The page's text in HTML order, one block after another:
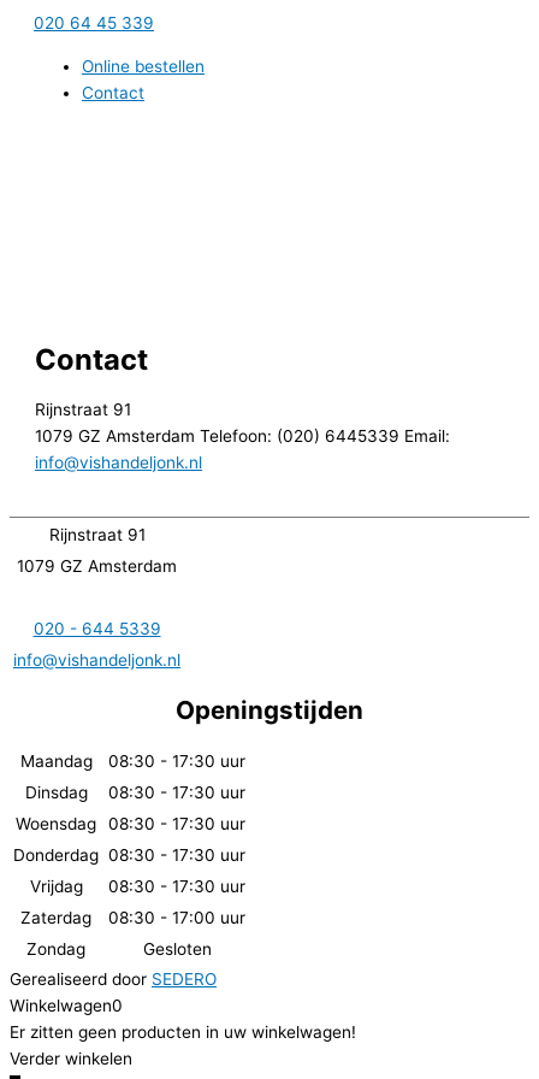
020 64 45 339
Online bestellen
Contact
Contact
Rijnstraat 91
1079 GZ Amsterdam Telefoon: (020) 6445339 Email:
info@vishandeljonk.nl
Rijnstraat 91
1079 GZ Amsterdam
020 - 644 5339
info@vishandeljonk.nl
Openingstijden
Maandag
08:30 - 17:30 uur
Dinsdag
08:30 - 17:30 uur
Woensdag
08:30 - 17:30 uur
Donderdag 08:30 - 17:30 uur
Vrijdag
08:30 - 17:30 uur
Zaterdag
08:30 - 17:00 uur
Zondag
Gesloten
Gerealiseerd door SEDERO
Winkelwagen0
Er zitten geen producten in uw winkelwagen!
Verder winkelen